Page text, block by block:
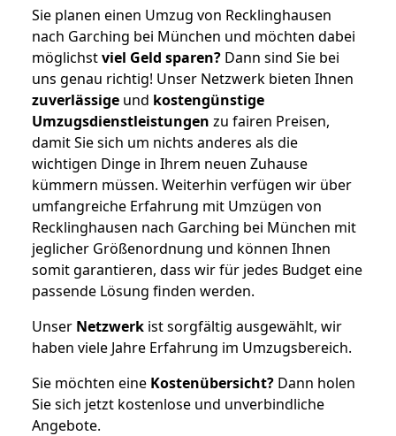
Sie planen einen Umzug von Recklinghausen
nach Garching bei München und möchten dabei
möglichstviel Geld sparen? Dann sind Sie bei
uns genau richtig! Unser Netzwerk bieten Ihnen
zuverlässige und kostengünstige
Umzugsdienstleistungen zu fairen Preisen,
damit Sie sich um nichts anderes als die
wichtigen Dinge in Ihrem neuen Zuhause
kümmern müssen. Weiterhin verfügen wir über
umfangreiche Erfahrung mit Umzügen von
Recklinghausen nach Garching bei München mit
jeglicher Größenordnung und können Ihnen
somit garantieren, dass wir für jedes Budget eine
passende Lösung finden werden.
Unser Netzwerk ist sorgfältig ausgewählt, wir
haben viele Jahre Erfahrung im Umzugsbereich.
Sie möchten eine Kostenübersicht? Dann holen
Sie sich jetzt kostenlose und unverbindliche
Angebote.